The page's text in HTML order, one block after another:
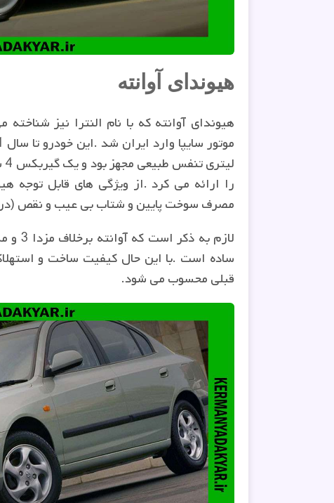
هیوندای آوانته
موتور سایپا وارد ایران شد .
را ارائه می کرد .از ویژگی های قابل توجه
مصرف سوخت پایین و شتاب بی عیب و نقص
ساده است .با این حال کیفیت ساخت و
قبلی محسوب می شود.